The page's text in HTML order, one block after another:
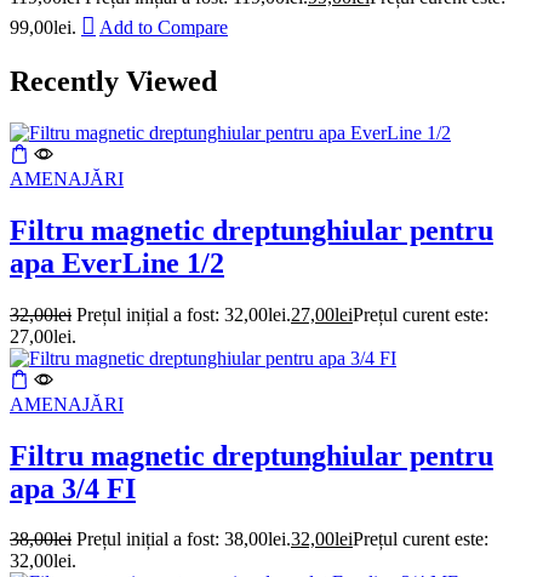
99,00lei.
Add to Compare
Recently Viewed
AMENAJĂRI
Filtru magnetic dreptunghiular pentru
apa EverLine 1/2
32,00lei Prețul inițial a fost: 32,00lei.27,00leiPrețul curent este:
27,00lei.
AMENAJĂRI
Filtru magnetic dreptunghiular pentru
apa 3/4 FI
38,00lei Prețul inițial a fost: 38,00lei.32,00leiPrețul curent este:
32,00lei.